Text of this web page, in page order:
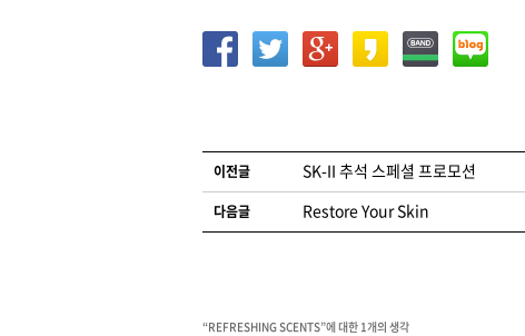
글 네비게이션
이전글 SK-II 추석 스페셜 프로모션
다음글 Restore Your Skin
“REFRESHING SCENTS”에 대한 1개의 생각